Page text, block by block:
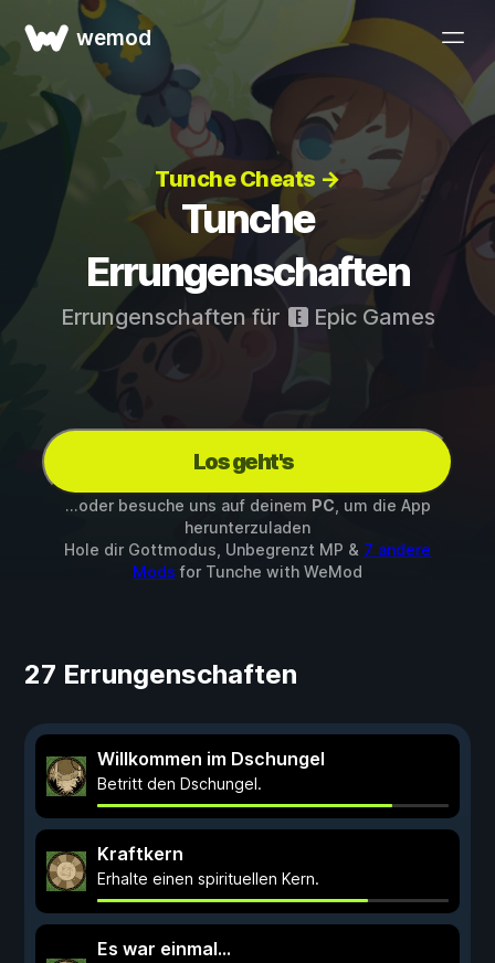
wemod
Tunche Cheats →
Tunche
Errungenschaften
Errungenschaften für Epic Games
Los geht's
...oder besuche uns auf deinem PC , um die App
herunterzuladen
Hole dir Gottmodus, Unbegrenzt MP & 7 andere
Mods for Tunche with WeMod
27 Errungenschaften
Willkommen im Dschungel
Betritt den Dschungel.
Kraftkern
Erhalte einen spirituellen Kern.
Es war einmal...